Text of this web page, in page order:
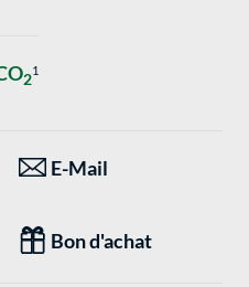
21
E-Mail
Bon d'achat